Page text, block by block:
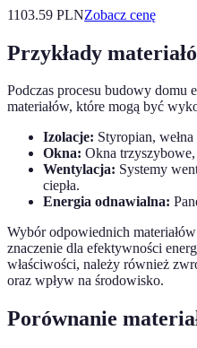
1103.59 PLNZobacz cenę
Przykłady
Podczas procesu budowy domu
materiałów, które mogą być
Izolacje: Styropian,
Okna: Okna
Wentylacja: Systemy
ciepła.
Energia odnawialna:
Wybór odpowiednich
znaczenie dla efektywności
właściwości, należy również
oraz wpływ na środowisko.
Porównanie